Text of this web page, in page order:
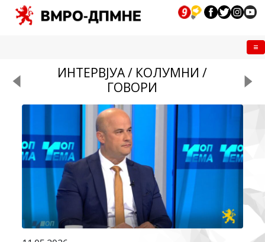
ИНТЕРВЈУА / КОЛУМНИ /
ГОВОРИ